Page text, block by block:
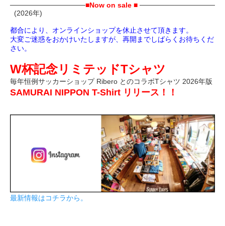
───────────────■Now on sale ■ ───────────────
(2026年)
都合により、オンラインショップを休止させて頂きます。
大変ご迷惑をおかけいたしますが、再開までしばらくお待ちくだ
さい。
W杯記念リミテッドTシャツ
毎年恒例サッカーショップ Ribero とのコラボTシャツ 2026年版
SAMURAI NIPPON T-Shirt リリース！！
最新情報はコチラから。